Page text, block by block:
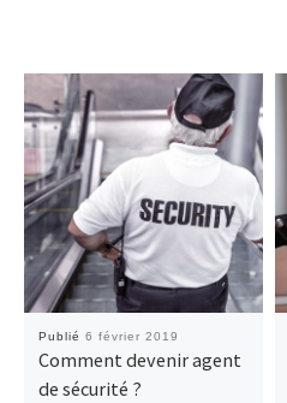
Publié 6 février 2019
Comment devenir agent
de sécurité ?